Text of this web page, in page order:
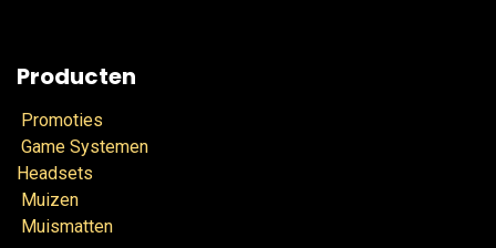
Producten
Promoties
Game Systemen
Headsets
Muizen
Muismatten